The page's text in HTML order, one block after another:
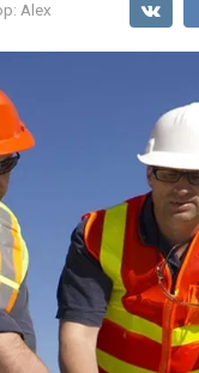
Alex